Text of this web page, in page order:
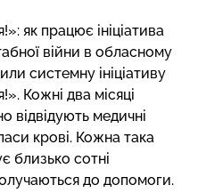
як працює ініціатива
війни в обласному
системну ініціативу
Кожні два місяці
відвідують медичні
крові. Кожна така
близько сотні
до допомоги.